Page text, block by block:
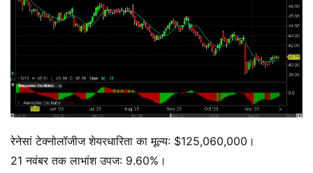
रेनेसां टेक्नोलॉजीज शेयरधारिता का मूल्य: $125,060,000।
21 नवंबर तक लाभांश उपज: 9.60%।